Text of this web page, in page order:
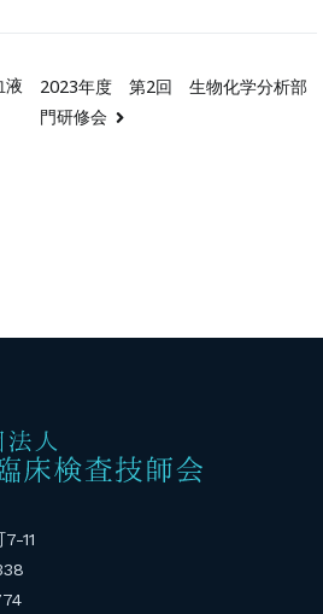
2023年度 第2回 生物化学分析部
門研修会
11